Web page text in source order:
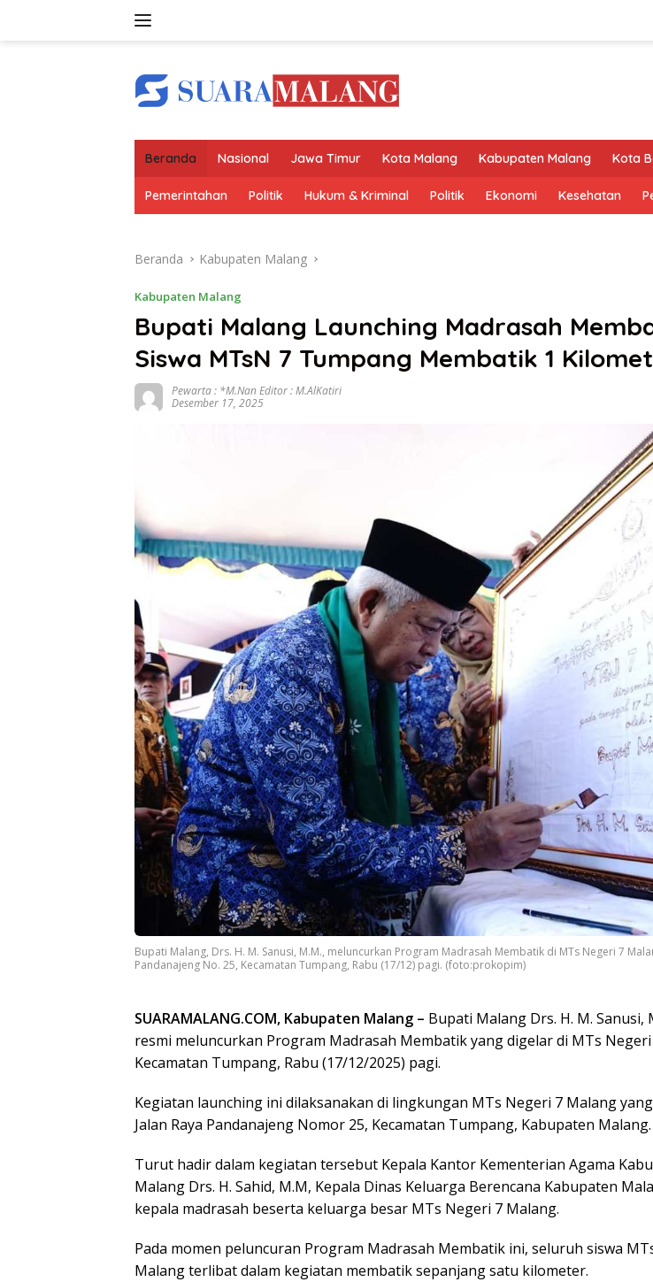
Beranda Nasional Jawa Timur Kota Malang Kabupaten Malang Kota
Pemerintahan Politik Hukum & Kriminal Politik Ekonomi Kesehatan
Beranda Kabupaten Malang
Kabupaten Malang
Bupati Malang Launching Madrasah
Siswa MTsN 7 Tumpang Membatik 1
Pewarta : *M.Nan Editor : M.AlKatiri
Desember 17, 2025
Bupati Malang, Drs. H. M. Sanusi, M.M., meluncurkan Program Madrasah Membatik di MTs Negeri 7
Pandanajeng No. 25, Kecamatan Tumpang, Rabu (17/12) pagi. (foto:prokopim)
SUARAMALANG.COM, Kabupaten Malang – Bupati Malang Drs. H. M. Sanusi,
resmi meluncurkan Program Madrasah Membatik yang digelar di MTs
Kecamatan Tumpang, Rabu (17/12/2025) pagi.
Kegiatan launching ini dilaksanakan di lingkungan MTs Negeri 7 Malang
Jalan Raya Pandanajeng Nomor 25, Kecamatan Tumpang, Kabupaten Malang.
Turut hadir dalam kegiatan tersebut Kepala Kantor Kementerian Agama
Malang Drs. H. Sahid, M.M, Kepala Dinas Keluarga Berencana Kabupaten
kepala madrasah beserta keluarga besar MTs Negeri 7 Malang.
Pada momen peluncuran Program Madrasah Membatik ini, seluruh siswa
Malang terlibat dalam kegiatan membatik sepanjang satu kilometer.